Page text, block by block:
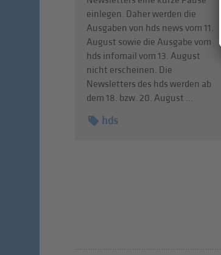
einlegen. Daher werden die
Ausgaben von hds news vom 11.
August sowie die Ausgabe vom
hds infomail vom 13. August
nicht erscheinen. Die
Newsletters des hds werden ab
dem 18. bzw. 20. August ...
hds